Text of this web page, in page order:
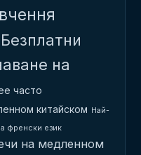
Безплатни
на
часто
китайском
Най-
френски език
на медленном